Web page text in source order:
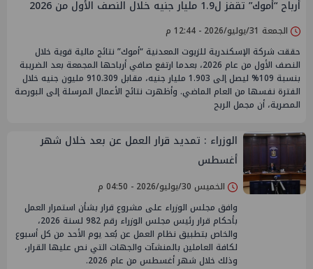
أرباح “أموك” تقفز ل1.9 مليار جنيه خلال النصف الأول من 2026
الجمعة 31/يوليو/2026 - 12:44 م
حققت شركة الإسكندرية للزيوت المعدنية “أموك” نتائج مالية قوية خلال
النصف الأول من عام 2026، بعدما ارتفع صافي أرباحها المجمعة بعد الضريبة
بنسبة 109% ليصل إلى 1.903 مليار جنيه، مقابل 910.309 مليون جنيه خلال
الفترة نفسها من العام الماضي. وأظهرت نتائج الأعمال المرسلة إلى البورصة
المصرية، أن مجمل الربح
الوزراء : تمديد قرار العمل عن بعد خلال شهر
أغسطس
الخميس 30/يوليو/2026 - 04:50 م
وافق مجلس الوزراء على مشروع قرار بشأن استمرار العمل
بأحكام قرار رئيس مجلس الوزراء رقم 982 لسنة 2026،
والخاص بتطبيق نظام العمل عن بُعد يوم الأحد من كل أسبوع
لكافة العاملين بالمنشآت والجهات التي نص عليها القرار،
وذلك خلال شهر أغسطس من عام 2026.